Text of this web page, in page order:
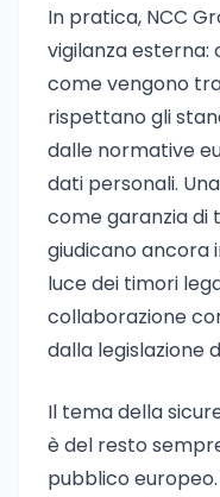
In pratica, NCC
vigilanza
come vengono
rispettano gli
dalle normative
dati personali.
come garanzia di
giudicano ancora
luce dei timori
collaborazione
dalla legislazione
Il tema della
è del resto
pubblico